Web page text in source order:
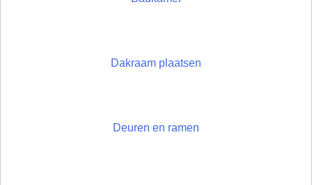
Dakraam plaatsen
Deuren en ramen